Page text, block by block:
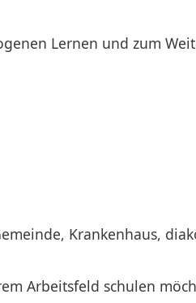
Lernen und zum
Krankenhaus,
Arbeitsfeld schulen